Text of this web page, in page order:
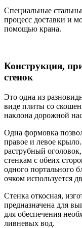
Специальные
процесс доставки и
помощью крана.
Конструкция,
стенок
Это одна из
виде плиты со
наклона дорожной
Одна формовка
правое и левое
раструбный
стенкам с обеих
одного портального
очком используется
Стенка откосная,
предназначена для
для обеспечения
ливневых вод.